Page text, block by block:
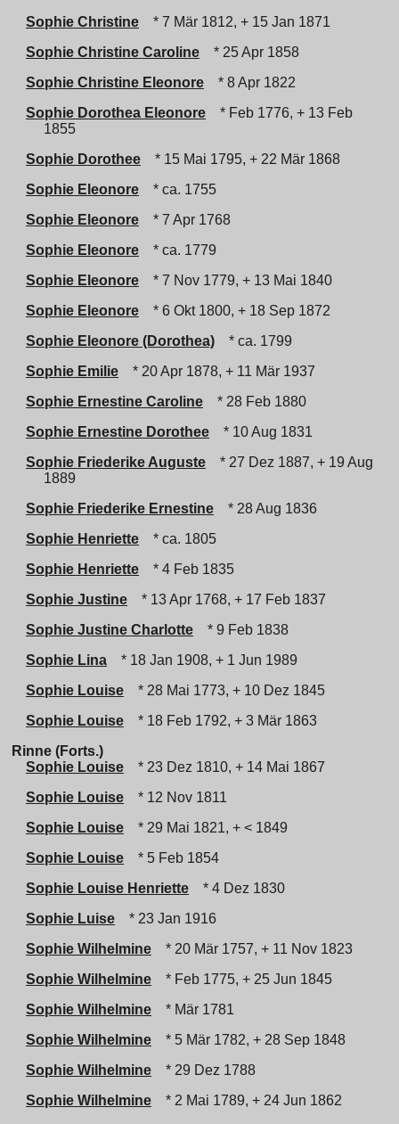
Sophie Christine
* 7 Mär 1812, + 15 Jan 1871
Sophie Christine Caroline
* 25 Apr 1858
Sophie Christine Eleonore
* 8 Apr 1822
Sophie Dorothea Eleonore
* Feb 1776, + 13 Feb
1855
Sophie Dorothee
* 15 Mai 1795, + 22 Mär 1868
Sophie Eleonore
* ca. 1755
Sophie Eleonore
* 7 Apr 1768
Sophie Eleonore
* ca. 1779
Sophie Eleonore
* 7 Nov 1779, + 13 Mai 1840
Sophie Eleonore
* 6 Okt 1800, + 18 Sep 1872
Sophie Eleonore (Dorothea)
* ca. 1799
Sophie Emilie
* 20 Apr 1878, + 11 Mär 1937
Sophie Ernestine Caroline
* 28 Feb 1880
Sophie Ernestine Dorothee
* 10 Aug 1831
Sophie Friederike Auguste
* 27 Dez 1887, + 19 Aug
1889
Sophie Friederike Ernestine
* 28 Aug 1836
Sophie Henriette
* ca. 1805
Sophie Henriette
* 4 Feb 1835
Sophie Justine
* 13 Apr 1768, + 17 Feb 1837
Sophie Justine Charlotte
* 9 Feb 1838
Sophie Lina
* 18 Jan 1908, + 1 Jun 1989
Sophie Louise
* 28 Mai 1773, + 10 Dez 1845
Sophie Louise
* 18 Feb 1792, + 3 Mär 1863
Rinne (Forts.)
Sophie Louise
* 23 Dez 1810, + 14 Mai 1867
Sophie Louise
* 12 Nov 1811
Sophie Louise
* 29 Mai 1821, + < 1849
Sophie Louise
* 5 Feb 1854
Sophie Louise Henriette
* 4 Dez 1830
Sophie Luise
* 23 Jan 1916
Sophie Wilhelmine
* 20 Mär 1757, + 11 Nov 1823
Sophie Wilhelmine
* Feb 1775, + 25 Jun 1845
Sophie Wilhelmine
* Mär 1781
Sophie Wilhelmine
* 5 Mär 1782, + 28 Sep 1848
Sophie Wilhelmine
* 29 Dez 1788
Sophie Wilhelmine
* 2 Mai 1789, + 24 Jun 1862